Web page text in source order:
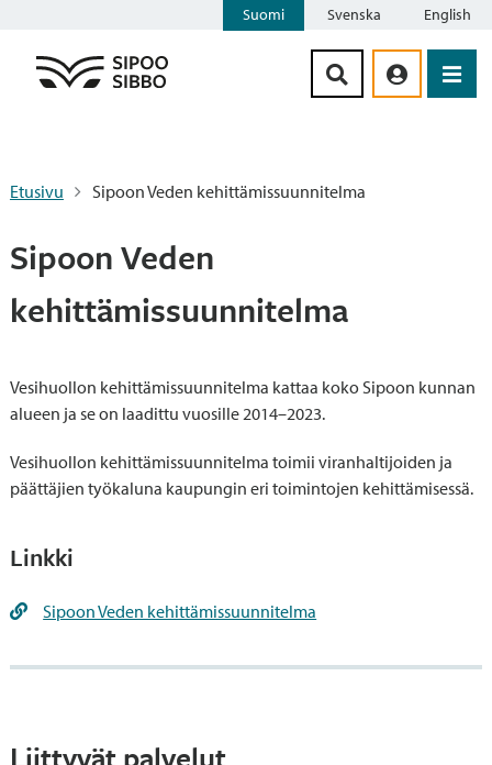
Suomi Svenska English
Etusivu Sipoon Veden kehittämissuunnitelma
Sipoon Veden
kehittämissuunnitelma
Vesihuollon kehittämissuunnitelma kattaa koko Sipoon kunnan
alueen ja se on laadittu vuosille 2014–2023.
Vesihuollon kehittämissuunnitelma toimii viranhaltijoiden ja
päättäjien työkaluna kaupungin eri toimintojen kehittämisessä.
Linkki
Sipoon Veden kehittämissuunnitelma